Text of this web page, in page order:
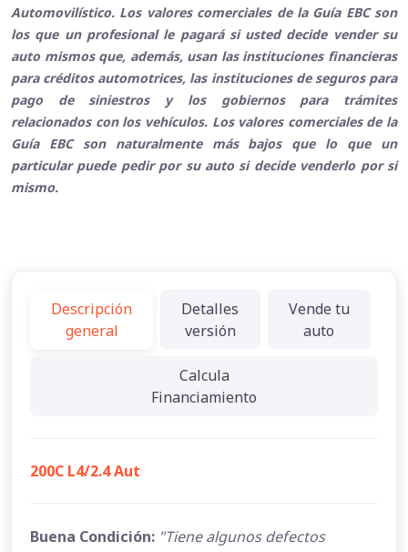
Automovilístico. Los valores comerciales de la Guía EBC son
los que un profesional le pagará si usted decide vender su
auto mismos que, además, usan las instituciones financieras
para créditos automotrices, las instituciones de seguros para
pago de siniestros y los gobiernos para trámites
relacionados con los vehículos. Los valores comerciales de la
Guía EBC son naturalmente más bajos que lo que un
particular puede pedir por su auto si decide venderlo por si
mismo.
Descripción
general
Detalles
versión
Vende tu
auto
Calcula
Financiamiento
200C L4/2.4 Aut
Buena Condición: "Tiene algunos defectos